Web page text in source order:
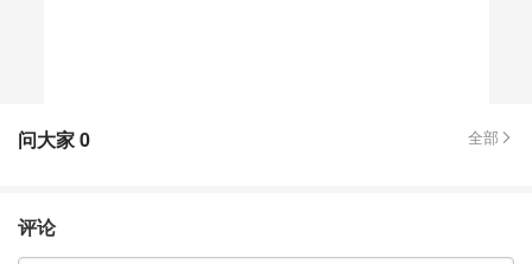
问大家0 全部
评论